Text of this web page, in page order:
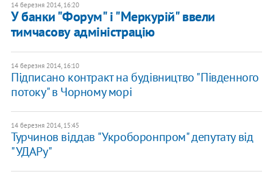
14 березня 2014, 16:20
У банки "Форум" і "Меркурій" ввели
тимчасову адміністрацію
14 березня 2014, 16:10
Підписано контракт на будівництво "Південного
потоку" в Чорному морі
14 березня 2014, 15:45
Турчинов віддав "Укроборонпром" депутату від
"УДАРу"